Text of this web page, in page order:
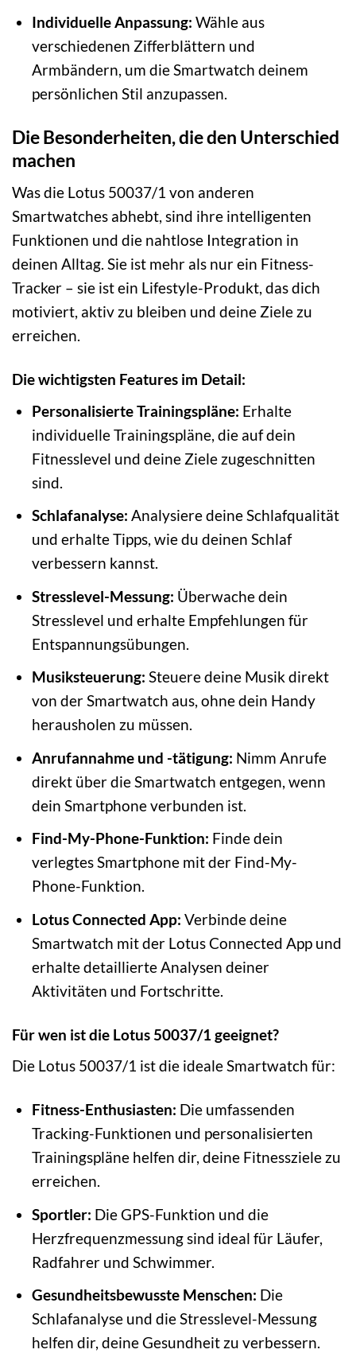
Individuelle Anpassung: Wähle aus
verschiedenen Zifferblättern und
Armbändern, um die Smartwatch deinem
persönlichen Stil anzupassen.
Die Besonderheiten, die den Unterschied
machen
Was die Lotus 50037/1 von anderen
Smartwatches abhebt, sind ihre intelligenten
Funktionen und die nahtlose Integration in
deinen Alltag. Sie ist mehr als nur ein Fitness-
Tracker – sie ist ein Lifestyle-Produkt, das dich
motiviert, aktiv zu bleiben und deine Ziele zu
erreichen.
Die wichtigsten Features im Detail:
Personalisierte Trainingspläne: Erhalte
individuelle Trainingspläne, die auf dein
Fitnesslevel und deine Ziele zugeschnitten
sind.
Schlafanalyse: Analysiere deine Schlafqualität
und erhalte Tipps, wie du deinen Schlaf
verbessern kannst.
Stresslevel-Messung: Überwache dein
Stresslevel und erhalte Empfehlungen für
Entspannungsübungen.
Musiksteuerung: Steuere deine Musik direkt
von der Smartwatch aus, ohne dein Handy
herausholen zu müssen.
Anrufannahme und -tätigung: Nimm Anrufe
direkt über die Smartwatch entgegen, wenn
dein Smartphone verbunden ist.
Find-My-Phone-Funktion: Finde dein
verlegtes Smartphone mit der Find-My-
Phone-Funktion.
Lotus Connected App: Verbinde deine
Smartwatch mit der Lotus Connected App und
erhalte detaillierte Analysen deiner
Aktivitäten und Fortschritte.
Für wen ist die Lotus 50037/1 geeignet?
Die Lotus 50037/1 ist die ideale Smartwatch für:
Fitness-Enthusiasten: Die umfassenden
Tracking-Funktionen und personalisierten
Trainingspläne helfen dir, deine Fitnessziele zu
erreichen.
Sportler: Die GPS-Funktion und die
Herzfrequenzmessung sind ideal für Läufer,
Radfahrer und Schwimmer.
Gesundheitsbewusste Menschen: Die
Schlafanalyse und die Stresslevel-Messung
helfen dir, deine Gesundheit zu verbessern.